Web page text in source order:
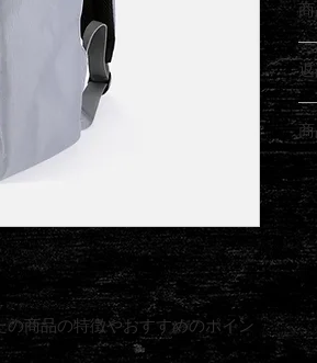
商品の特徴やおすすめのポイン
明
し
返
だ